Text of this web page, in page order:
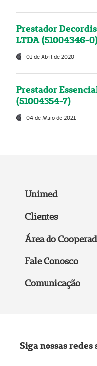
Prestador
LTDA (51004346-0)
01 de Abril de 2020
Prestador
(51004354-7)
04 de Maio de 2021
Unimed
Clientes
Área do
Fale Conosco
Comunicação
Siga nossas redes